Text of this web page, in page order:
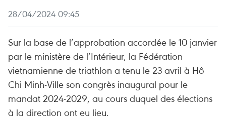
28/04/2024 09:45
Sur la base de l’approbation accordée le 10 janvier
par le ministère de l’Intérieur, la Fédération
vietnamienne de triathlon a tenu le 23 avril à Hô
Chi Minh-Ville son congrès inaugural pour le
mandat 2024-2029, au cours duquel des élections
à la direction ont eu lieu.